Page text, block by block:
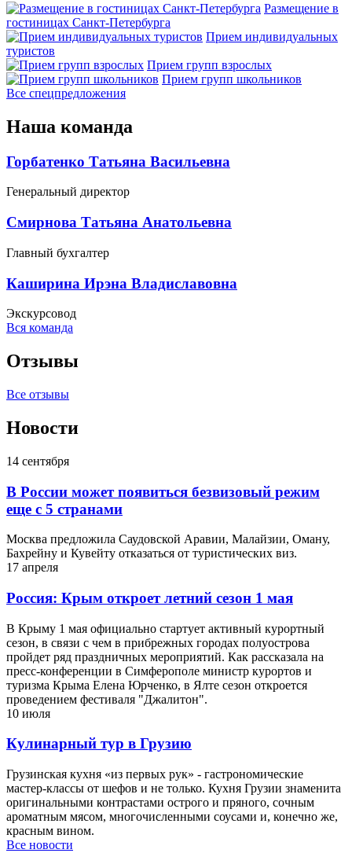
Размещение в
гостиницах Санкт-Петербурга
Прием индивидуальных
туристов
Прием групп взрослых
Прием групп школьников
Все спецпредложения
Наша команда
Горбатенко Татьяна Васильевна
Генеральный директор
Смирнова Татьяна Анатольевна
Главный бухгалтер
Каширина Ирэна Владиславовна
Экскурсовод
Вся команда
Отзывы
Все отзывы
Новости
14 сентября
В России может появиться безвизовый режим
еще с 5 странами
Москва предложила Саудовской Аравии, Малайзии, Оману,
Бахрейну и Кувейту отказаться от туристических виз.
17 апреля
Россия: Крым откроет летний сезон 1 мая
В Крыму 1 мая официально стартует активный курортный
сезон, в связи с чем в прибрежных городах полуострова
пройдет ряд праздничных мероприятий. Как рассказала на
пресс-конференции в Симферополе министр курортов и
туризма Крыма Елена Юрченко, в Ялте сезон откроется
проведением фестиваля "Джалитон".
10 июля
Кулинарный тур в Грузию
Грузинская кухня «из первых рук» - гастрономические
мастер-классы от шефов и не только. Кухня Грузии знаменита
оригинальными контрастами острого и пряного, сочным
ароматным мясом, многочисленными соусами и, конечно же,
красным вином.
Все новости